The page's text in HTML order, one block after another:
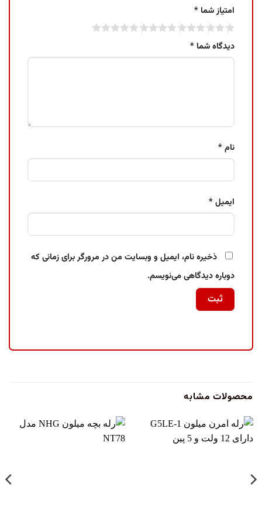
امتیاز شما *
دیدگاه شما *
نام*
ایمیل*
ذخیره نام، ایمیل و وبسایت من در مرورگر برای زمانی که
دوباره دیدگاهی می‌نویسم.
محصولات مشابه